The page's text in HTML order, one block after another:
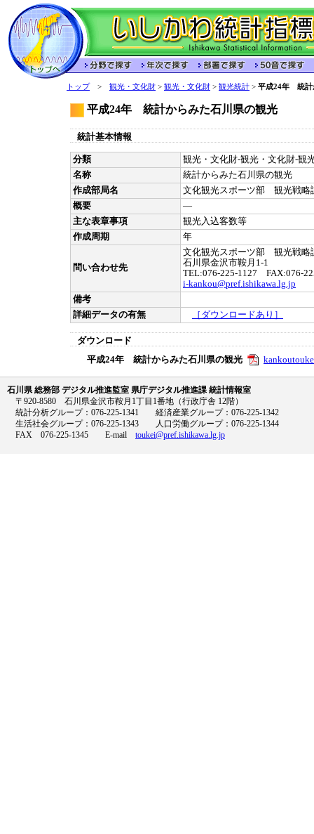
トップ> 観光・文化財 > 観光・文化財 > 観光統計 > 平成24年 統計
平成24年 統計からみた石川県の観光
統計基本情報
分類
観光・文化財-観光・文化財-観
名称
統計からみた石川県の観光
作成部局名
文化観光スポーツ部 観光戦略
概要
―
主な表章事項
観光入込客数等
作成周期
年
問い合わせ先
文化観光スポーツ部 観光戦略
石川県金沢市鞍月1-1
TEL:076-225-1127 FAX:076-
i-kankou@pref.ishikawa.lg.jp
備考
詳細データの有無
［ダウンロードあり］
ダウンロード
平成24年 統計からみた石川県の観光
石川県 総務部 デジタル推進監室 県庁デジタル推進課 統計情報室
〒920-8580 石川県金沢市鞍月1丁目1番地（行政庁舎 12階）
統計分析グループ：076-225-1341 経済産業グループ：076-225-1342
生活社会グループ：076-225-1343 人口労働グループ：076-225-1344
FAX 076-225-1345 E-mail toukei@pref.ishikawa.lg.jp